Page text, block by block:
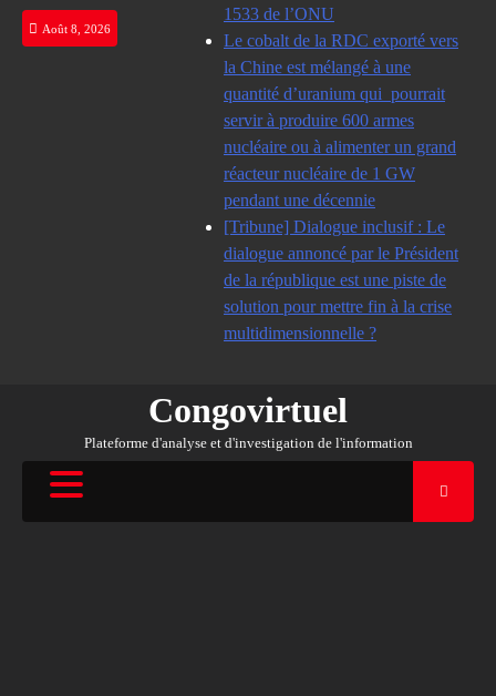
Août 8, 2026
1533 de l’ONU
Le cobalt de la RDC exporté vers
la Chine est mélangé à une
quantité d’uranium qui pourrait
servir à produire 600 armes
nucléaire ou à alimenter un grand
réacteur nucléaire de 1 GW
pendant une décennie
[Tribune] Dialogue inclusif : Le
dialogue annoncé par le Président
de la république est une piste de
solution pour mettre fin à la crise
multidimensionnelle ?
Congovirtuel
Plateforme d'analyse et d'investigation de l'information